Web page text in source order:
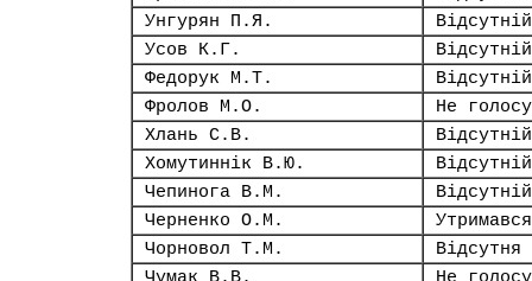
Унгурян П.Я.
Відсутній
Усов К.Г.
Відсутній
Федорук М.Т.
Відсутній
Фролов М.О.
Не
Хлань С.В.
Відсутній
Хомутиннік В.Ю.
Відсутній
Чепинога В.М.
Відсутній
Черненко О.М.
Утримався
Чорновол Т.М.
Відсутня